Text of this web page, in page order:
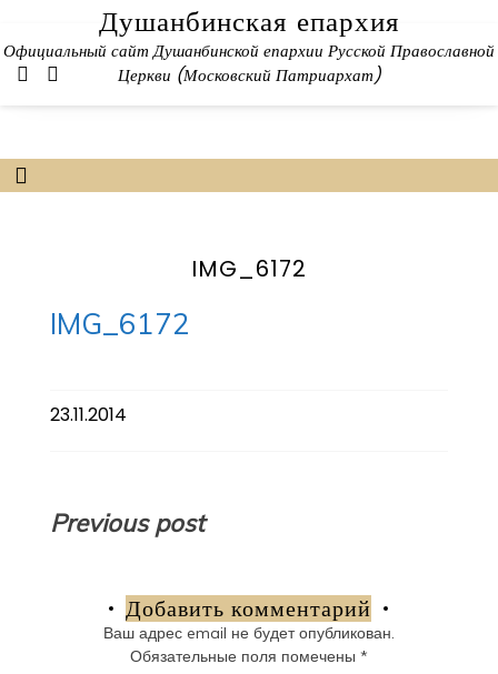
content
Душанбинская епархия
Официальный сайт Душанбинской епархии Русской Православной
Церкви (Московский Патриархат)
IMG_6172
IMG_6172
23.11.2014
Навигация
записям
Previous post
Добавить комментарий
Ваш адрес email не будет опубликован.
Обязательные поля помечены *